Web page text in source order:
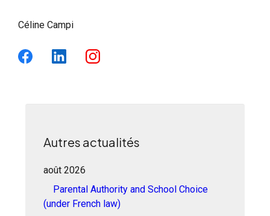
Céline Campi
Autres actualités
août 2026
Parental Authority and School Choice
(under French law)